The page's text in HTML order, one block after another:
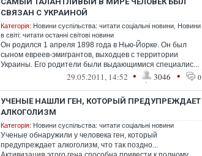
СВЯЗАН С УКРАИНОЙ
Категорія: Новини суспільства: читати соціальні новини Новини
в світі: читати останні світові новини
Он родился 1 апреля 1898 года в Нью-Йорке. Он был
сыном евреев-эмигрантов, выходцев с территории
Украины. Его родители были выдающимися специалис...
29.05.2011, 14:52 • 3046 • 0
УЧЕНЫЕ НАШЛИ ГЕН, КОТОРЫЙ ПРЕДУПРЕЖДАЕТ
АЛКОГОЛИЗМ
Категорія: Новини суспільства: читати соціальні новини
Ученые обнаружили у человека ген, который
предупреждает алкоголизм, что так поздно...